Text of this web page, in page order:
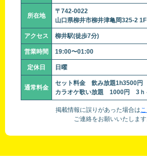
所在地
〒742-0022
山口県柳井市柳井津亀岡325-2 1F
アクセス 柳井駅(徒歩7分)
営業時間 19:00〜01:00
定休日 日曜
通常料金
セット料金 飲み放題1h3500円
カラオケ歌い放題 1000円 3ｈ
掲載情報に誤りがあった場合は
ご連絡をお願いいたします